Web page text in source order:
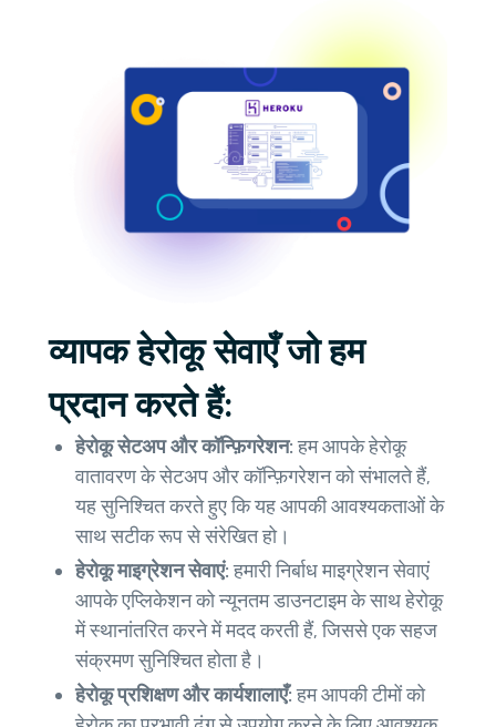
व्यापक हेरोकू सेवाएँ जो हम
प्रदान करते हैं:
हेरोकू सेटअप और कॉन्फ़िगरेशन:हम आपके हेरोकू
वातावरण के सेटअप और कॉन्फ़िगरेशन को संभालते हैं,
यह सुनिश्चित करते हुए कि यह आपकी आवश्यकताओं के
साथ सटीक रूप से संरेखित हो।
हेरोकू माइग्रेशन सेवाएं:हमारी निर्बाध माइग्रेशन सेवाएं
आपके एप्लिकेशन को न्यूनतम डाउनटाइम के साथ हेरोकू
में स्थानांतरित करने में मदद करती हैं, जिससे एक सहज
संक्रमण सुनिश्चित होता है।
हेरोकू प्रशिक्षण और कार्यशालाएँ:हम आपकी टीमों को